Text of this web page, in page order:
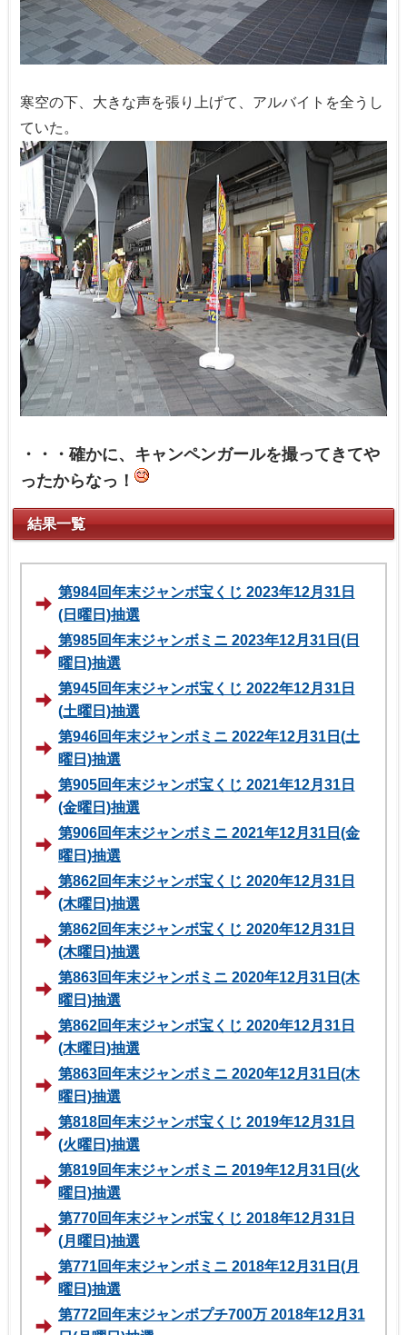
寒空の下、大きな声を張り上げて、アルバイトを全うし
ていた。
・・・確かに、キャンペンガールを撮ってきてや
ったからなっ！
結果一覧
第984回年末ジャンボ宝くじ 2023年12月31日
(日曜日)抽選
第985回年末ジャンボミニ 2023年12月31日(日
曜日)抽選
第945回年末ジャンボ宝くじ 2022年12月31日
(土曜日)抽選
第946回年末ジャンボミニ 2022年12月31日(土
曜日)抽選
第905回年末ジャンボ宝くじ 2021年12月31日
(金曜日)抽選
第906回年末ジャンボミニ 2021年12月31日(金
曜日)抽選
第862回年末ジャンボ宝くじ 2020年12月31日
(木曜日)抽選
第862回年末ジャンボ宝くじ 2020年12月31日
(木曜日)抽選
第863回年末ジャンボミニ 2020年12月31日(木
曜日)抽選
第862回年末ジャンボ宝くじ 2020年12月31日
(木曜日)抽選
第863回年末ジャンボミニ 2020年12月31日(木
曜日)抽選
第818回年末ジャンボ宝くじ 2019年12月31日
(火曜日)抽選
第819回年末ジャンボミニ 2019年12月31日(火
曜日)抽選
第770回年末ジャンボ宝くじ 2018年12月31日
(月曜日)抽選
第771回年末ジャンボミニ 2018年12月31日(月
曜日)抽選
第772回年末ジャンボプチ700万 2018年12月31